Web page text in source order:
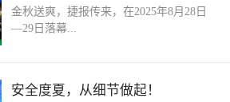
金秋送爽，捷报传来，在2025年8月28日
—29日落幕...
业职业技能竞赛中， 西安锦江物业服务有
安全度夏，从细节做起！